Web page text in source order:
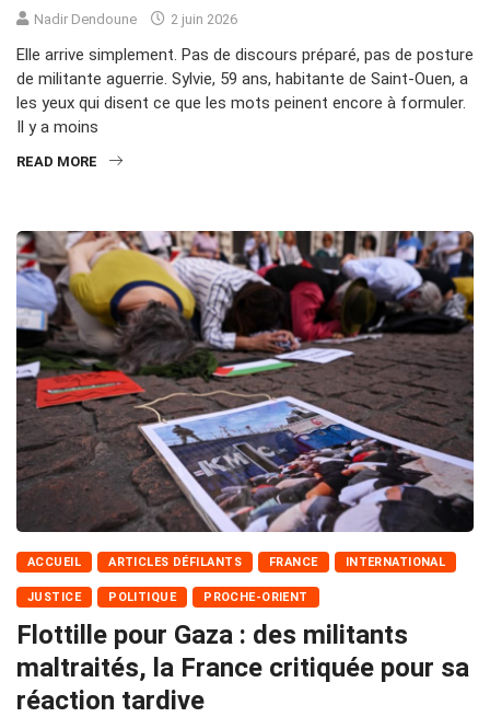
Nadir Dendoune 2 juin 2026
Elle arrive simplement. Pas de discours préparé, pas de posture
de militante aguerrie. Sylvie, 59 ans, habitante de Saint-Ouen, a
les yeux qui disent ce que les mots peinent encore à formuler.
Il y a moins
READ MORE
ACCUEIL ARTICLES DÉFILANTS FRANCE INTERNATIONAL
JUSTICE POLITIQUE PROCHE-ORIENT
Flottille pour Gaza : des militants
maltraités, la France critiquée pour sa
réaction tardive